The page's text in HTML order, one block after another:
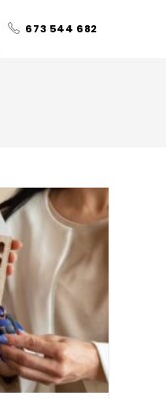
673 544 682